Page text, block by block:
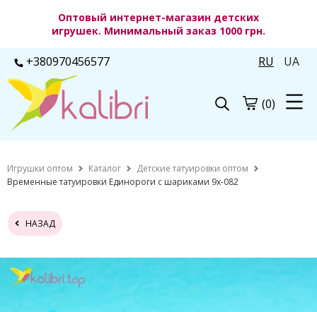
Оптовый интернет-магазин детских
игрушек. Минимальный заказ 1000 грн.
+380970456577 RU UA
(0)
Игрушки оптом Каталог
Детские татуировки оптом
Временные татуировки Единороги с шариками 9х-082
НАЗАД